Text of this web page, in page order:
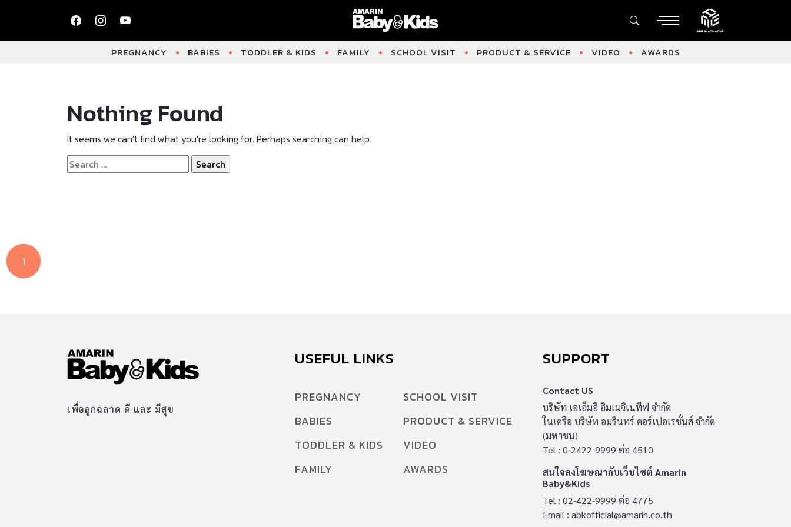
PREGNANCY BABIES TODDLER & KIDS FAMILY SCHOOL VISIT PRODUCT & SERVICE VIDEO AWARDS
Nothing Found
It seems we can’t find what you’re looking for. Perhaps searching can help.
Search
for:
1
เพื่อลูกฉลาด ดี และ มีสุข
USEFUL LINKS
PREGNANCY
BABIES
TODDLER & KIDS
FAMILY
SCHOOL VISIT
PRODUCT & SERVICE
VIDEO
AWARDS
SUPPORT
Contact US
บริษัท เอเอ็มอี อิมเมจิเนทีฟ จำกัด
ในเครือ บริษัท อมรินทร์ คอร์เปอเรชั่นส์ จำกัด
(มหาชน)
Tel : 0-2422-9999 ต่อ 4510
สนใจลงโฆษณากับเว็บไซต์ Amarin
Baby&Kids
Tel : 02-422-9999 ต่อ 4775
Email : abkofficial@amarin.co.th